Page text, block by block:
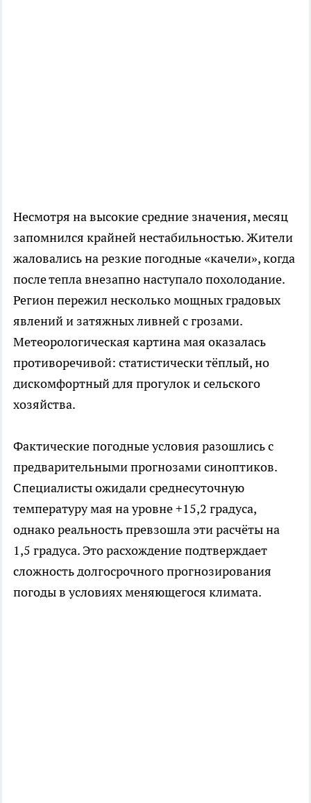
Несмотря на высокие средние значения, месяц
запомнился крайней нестабильностью. Жители
жаловались на резкие погодные «качели», когда
после тепла внезапно наступало похолодание.
Регион пережил несколько мощных градовых
явлений и затяжных ливней с грозами.
Метеорологическая картина мая оказалась
противоречивой: статистически тёплый, но
дискомфортный для прогулок и сельского
хозяйства.
Фактические погодные условия разошлись с
предварительными прогнозами синоптиков.
Специалисты ожидали среднесуточную
температуру мая на уровне +15,2 градуса,
однако реальность превзошла эти расчёты на
1,5 градуса. Это расхождение подтверждает
сложность долгосрочного прогнозирования
погоды в условиях меняющегося климата.